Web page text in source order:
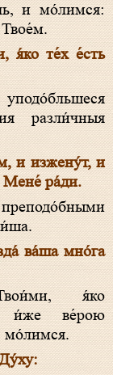
разли́чныя
Мене́ ра́ди.
и́же ве́рою
мо́лимся.